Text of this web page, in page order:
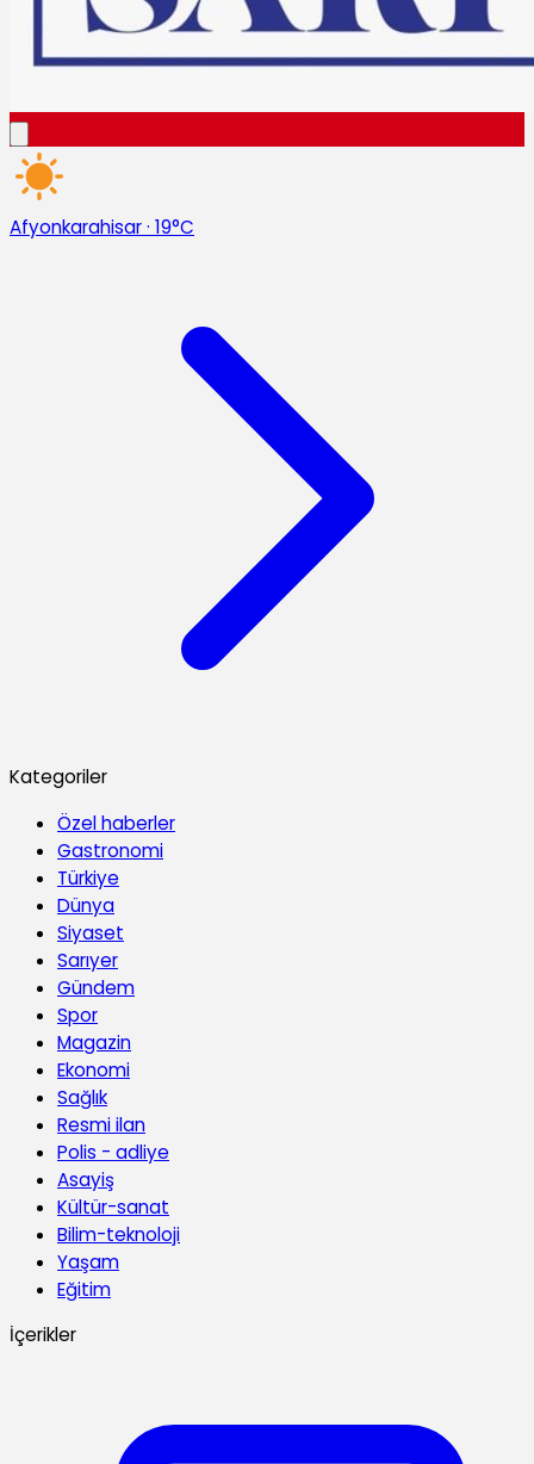
Afyonkarahisar· 19°C
Kategoriler
Özel haberler
Gastronomi
Türkiye
Dünya
Siyaset
Sarıyer
Gündem
Spor
Magazin
Ekonomi
Sağlık
Resmi ilan
Polis - adliye
Asayiş
Kültür-sanat
Bilim-teknoloji
Yaşam
Eğitim
İçerikler